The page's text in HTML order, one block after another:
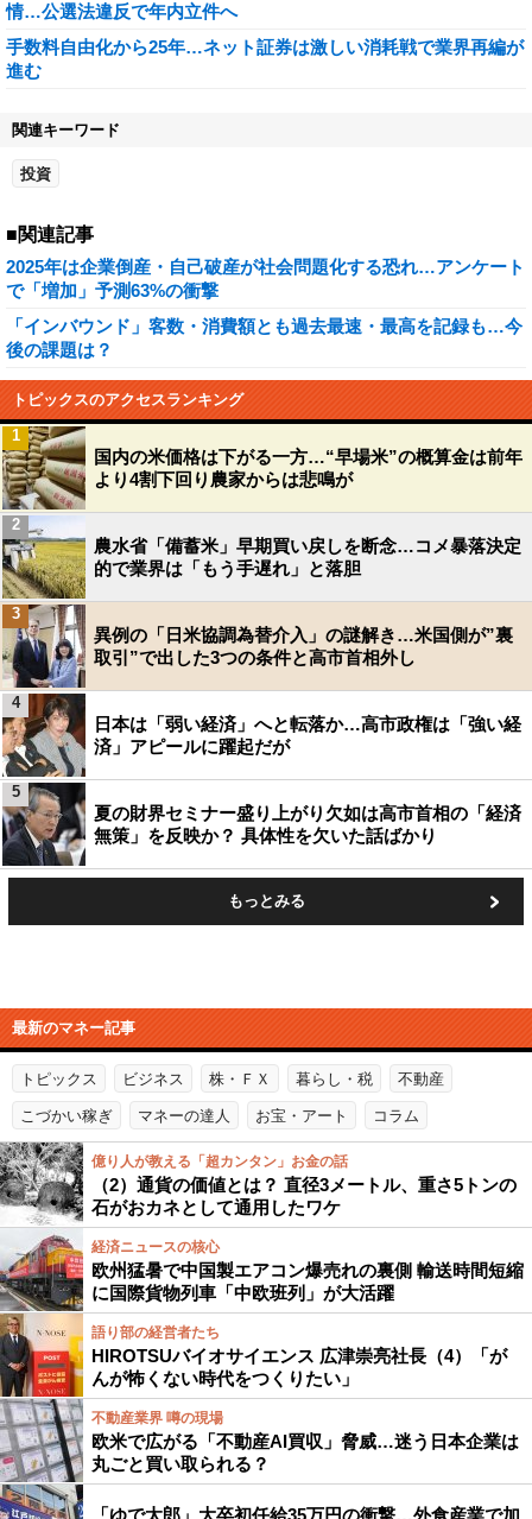
情…公選法違反で年内立件へ
手数料自由化から25年…ネット証券は激しい消耗戦で業界再編が
進む
関連キーワード
投資
■関連記事
2025年は企業倒産・自己破産が社会問題化する恐れ…アンケート
で「増加」予測63%の衝撃
「インバウンド」客数・消費額とも過去最速・最高を記録も…今
後の課題は？
トピックスのアクセスランキング
国内の米価格は下がる一方…“早場米”の概算金は前年
より4割下回り農家からは悲鳴が
1
農水省「備蓄米」早期買い戻しを断念…コメ暴落決定
的で業界は「もう手遅れ」と落胆
2
異例の「日米協調為替介入」の謎解き…米国側が”裏
取引”で出した3つの条件と高市首相外し
3
日本は「弱い経済」へと転落か…高市政権は「強い経
済」アピールに躍起だが
4
夏の財界セミナー盛り上がり欠如は高市首相の「経済
無策」を反映か？ 具体性を欠いた話ばかり
5
もっとみる
最新のマネー記事
トピックス ビジネス 株・ＦＸ 暮らし・税 不動産
こづかい稼ぎ マネーの達人 お宝・アート コラム
億り人が教える「超カンタン」お金の話
（2）通貨の価値とは？ 直径3メートル、重さ5トンの
石がおカネとして通用したワケ
経済ニュースの核心
欧州猛暑で中国製エアコン爆売れの裏側 輸送時間短縮
に国際貨物列車「中欧班列」が大活躍
語り部の経営者たち
HIROTSUバイオサイエンス 広津崇亮社長（4）「が
んが怖くない時代をつくりたい」
不動産業界 噂の現場
欧米で広がる「不動産AI買収」脅威…迷う日本企業は
丸ごと買い取られる？
「ゆで太郎」大卒初任給35万円の衝撃…外食産業で加